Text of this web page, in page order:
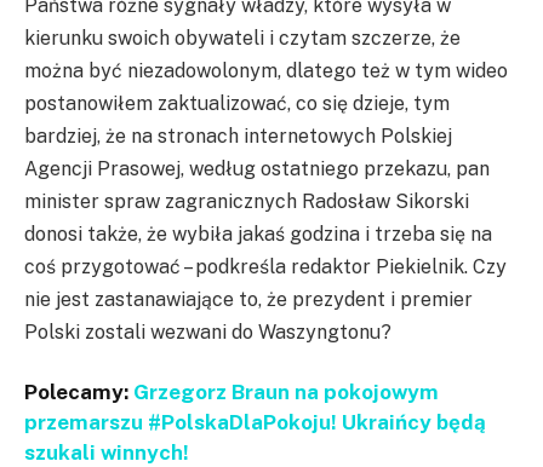
Państwa różne sygnały władzy, które wysyła w
kierunku swoich obywateli i czytam szczerze, że
można być niezadowolonym, dlatego też w tym wideo
postanowiłem zaktualizować, co się dzieje, tym
bardziej, że na stronach internetowych Polskiej
Agencji Prasowej, według ostatniego przekazu, pan
minister spraw zagranicznych Radosław Sikorski
donosi także, że wybiła jakaś godzina i trzeba się na
coś przygotować – podkreśla redaktor Piekielnik. Czy
nie jest zastanawiające to, że prezydent i premier
Polski zostali wezwani do Waszyngtonu?
Polecamy: Grzegorz Braun na pokojowym
przemarszu #PolskaDlaPokoju! Ukraińcy będą
szukali winnych!